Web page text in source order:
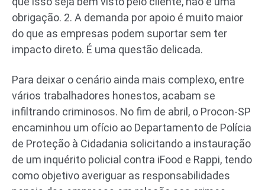
obrigação. 2. A demanda por apoio é muito maior
do que as empresas podem suportar sem ter
impacto direto. É uma questão delicada.
Para deixar o cenário ainda mais complexo, entre
vários trabalhadores honestos, acabam se
infiltrando criminosos. No fim de abril, o Procon-SP
encaminhou um ofício ao Departamento de Polícia
de Proteção à Cidadania solicitando a instauração
de um inquérito policial contra iFood e Rappi, tendo
como objetivo averiguar as responsabilidades